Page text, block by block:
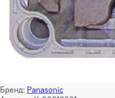
Бренд: Panasonic